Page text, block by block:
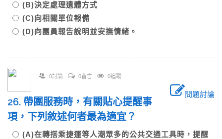
(B)決定處理遺體方式
(C)向相關單位報備
(D)向團員報告說明並安撫情緒。
0討論 0留言 0追蹤
問題討論
26. 帶團服務時，有關貼心提醒事
項，下列敘述何者最為適宜？
(A)在轉搭乘捷運等人潮眾多的公共交通工具時，提醒